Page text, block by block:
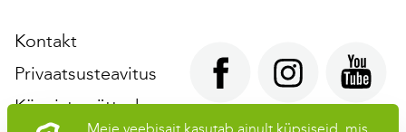
Kontakt
Privaatsusteavitus
Küpsiste sätted